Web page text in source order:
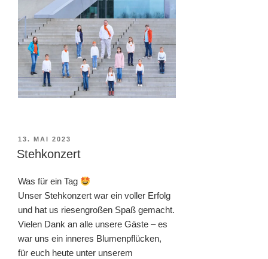
VERÖFFENTLICHT
AM
13. MAI 2023
Stehkonzert
Was für ein Tag
Unser Stehkonzert war ein voller Erfolg
und hat us riesengroßen Spaß gemacht.
Vielen Dank an alle unsere Gäste – es
war uns ein inneres Blumenpflücken,
für euch heute unter unserem